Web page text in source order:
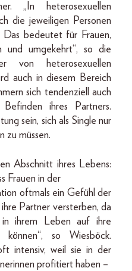
„In heterosexuellen
die jeweiligen Personen
Das bedeutet für Frauen,
und umgekehrt“, so die
von heterosexuellen
auch in diesem Bereich
sich tendenziell auch
ihres Partners.
sein, sich als Single nur
zu müssen.
Abschnitt ihres Lebens:
Frauen in der
oftmals ein Gefühl der
Partner versterben, da
ihrem Leben auf ihre
können“, so Wiesböck.
intensiv, weil sie in der
profitiert haben –